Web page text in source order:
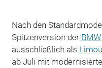
Nach den
Spitzenversion der BMW
ausschließlich als
ab Juli mit